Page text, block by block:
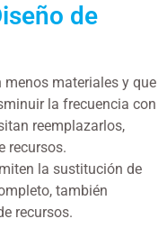
de
materiales y que
la frecuencia con
reemplazarlos,
recursos.
la sustitución de
también
recursos.